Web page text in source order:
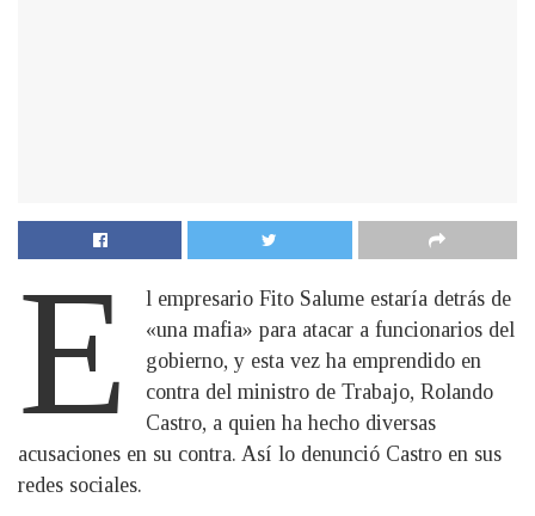
E
l empresario Fito Salume estaría detrás de
«una mafia» para atacar a funcionarios del
gobierno, y esta vez ha emprendido en
contra del ministro de Trabajo, Rolando
Castro, a quien ha hecho diversas
acusaciones en su contra. Así lo denunció Castro en sus
redes sociales.